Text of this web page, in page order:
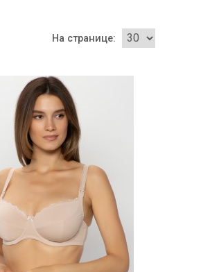
На странице: